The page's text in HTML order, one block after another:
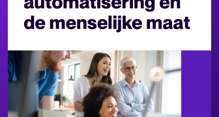
HRIS integratie
Rapportages & inzichten
AI & automatisering
API’s & koppelingen
Beveiliging & compliance
Bereken besparingen en bouw je Tellent Recruitee businesscase.